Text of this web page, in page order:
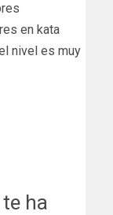
en kata
nivel es muy
ha